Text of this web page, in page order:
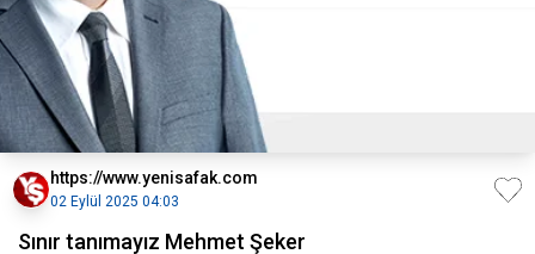
https://www.yenisafak.com
02 Eylül 2025 04:03
Sınır tanımayız Mehmet Şeker